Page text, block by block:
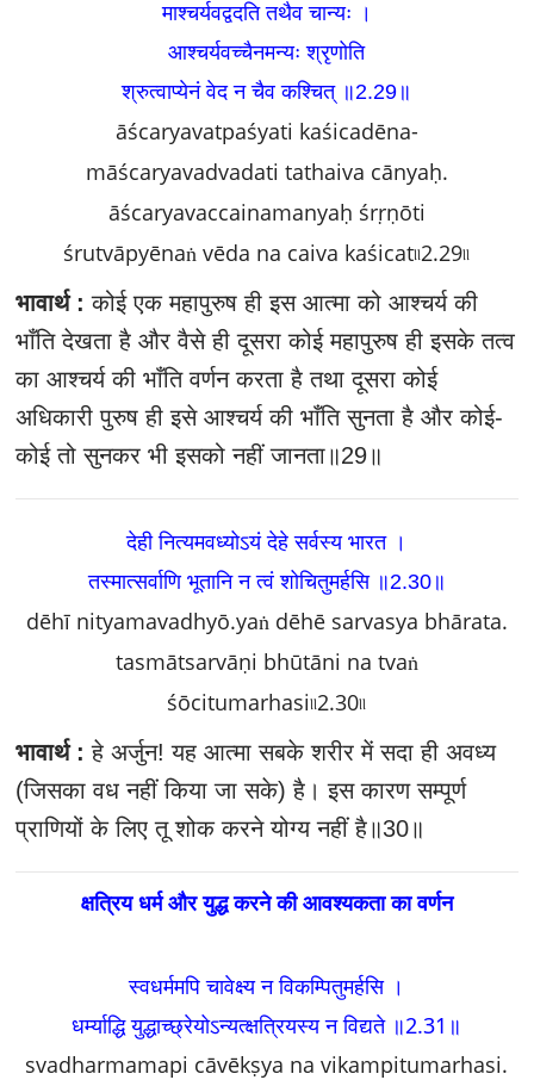
माश्चर्यवद्वदति तथैव चान्यः ।
आश्चर्यवच्चैनमन्यः श्रृणोति
श्रुत्वाप्येनं वेद न चैव कश्चित्‌ ॥2.29॥
āścaryavatpaśyati kaśicadēna-
māścaryavadvadati tathaiva cānyaḥ.
āścaryavaccainamanyaḥ śrṛṇōti
śrutvāpyēnaṅ vēda na caiva kaśicat৷৷2.29৷৷
भावार्थ :कोई एक महापुरुष ही इस आत्मा को आश्चर्य की
भाँति देखता है और वैसे ही दूसरा कोई महापुरुष ही इसके तत्व
का आश्चर्य की भाँति वर्णन करता है तथा दूसरा कोई
अधिकारी पुरुष ही इसे आश्चर्य की भाँति सुनता है और कोई-
कोई तो सुनकर भी इसको नहीं जानता॥29॥
देही नित्यमवध्योऽयं देहे सर्वस्य भारत ।
तस्मात्सर्वाणि भूतानि न त्वं शोचितुमर्हसि ॥2.30॥
dēhī nityamavadhyō.yaṅ dēhē sarvasya bhārata.
tasmātsarvāṇi bhūtāni na tvaṅ
śōcitumarhasi৷৷2.30৷৷
भावार्थ :हे अर्जुन! यह आत्मा सबके शरीर में सदा ही अवध्य
(जिसका वध नहीं किया जा सके) है। इस कारण सम्पूर्ण
प्राणियों के लिए तू शोक करने योग्य नहीं है॥30॥
क्षत्रिय धर्म और युद्ध करने की आवश्यकता का वर्णन
स्वधर्ममपि चावेक्ष्य न विकम्पितुमर्हसि ।
धर्म्याद्धि युद्धाच्छ्रेयोऽन्यत्क्षत्रियस्य न विद्यते ॥2.31॥
svadharmamapi cāvēkṣya na vikampitumarhasi.